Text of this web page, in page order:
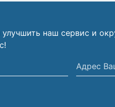
улучшить наш сервис и
Адрес
Вашей